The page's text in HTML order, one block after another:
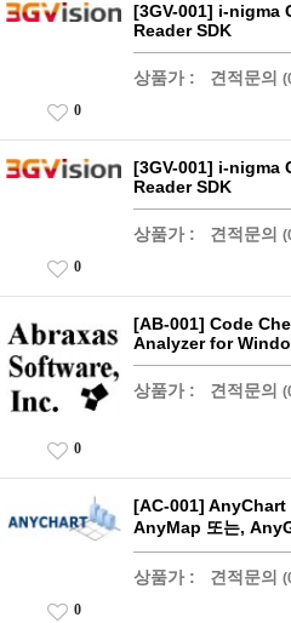
[3GV-001] i-nigma
Reader SDK
상품가 : 견적문의
0
[3GV-001] i-nigma
Reader SDK
상품가 : 견적문의
0
[AB-001] Code
Analyzer for
상품가 : 견적문의
0
[AC-001] AnyChart
AnyMap 또는,
상품가 : 견적문의
0